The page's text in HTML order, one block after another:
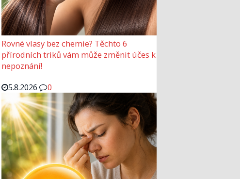
Rovné vlasy bez chemie? Těchto 6
přírodních triků vám může změnit účes k
nepoznání!
5.8.2026
0